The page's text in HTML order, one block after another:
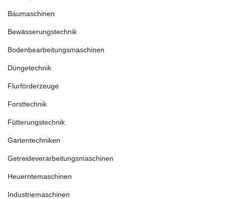
Baumaschinen
Bewässerungstechnik
Bodenbearbeitungsmaschinen
Düngetechnik
Flurförderzeuge
Forsttechnik
Fütterungstechnik
Gartentechniken
Getreideverarbeitungsmaschinen
Heuerntemaschinen
Industriemaschinen